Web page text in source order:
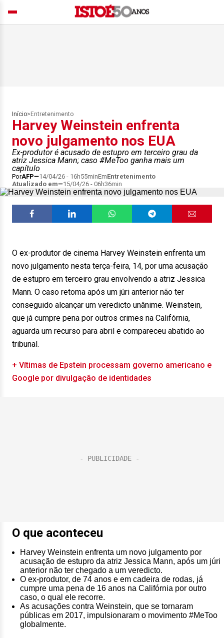
Início> Entretenimento
Harvey Weinstein enfrenta
novo julgamento nos EUA
Ex-produtor é acusado de estupro em terceiro grau da
atriz Jessica Mann; caso #MeToo ganha mais um
capítulo
PorAFP 14/04/26 - 16h55minEmEntretenimento
Atualizado em
15/04/26 - 06h36min
O ex-produtor de cinema Harvey Weinstein enfrenta um
novo julgamento nesta terça-feira, 14, por uma acusação
de estupro em terceiro grau envolvendo a atriz Jessica
Mann. O caso retoma após um júri anterior não ter
conseguido alcançar um veredicto unânime. Weinstein,
que já cumpre pena por outros crimes na Califórnia,
aguarda um recurso para abril e compareceu abatido ao
tribunal.
+ Vítimas de Epstein processam governo americano e
Google por divulgação de identidades
O que aconteceu
Harvey Weinstein enfrenta um novo julgamento por
acusação de estupro da atriz Jessica Mann, após um júri
anterior não ter chegado a um veredicto.
O ex-produtor, de 74 anos e em cadeira de rodas, já
cumpre uma pena de 16 anos na Califórnia por outro
caso, o qual ele recorre.
As acusações contra Weinstein, que se tornaram
públicas em 2017, impulsionaram o movimento #MeToo
globalmente.